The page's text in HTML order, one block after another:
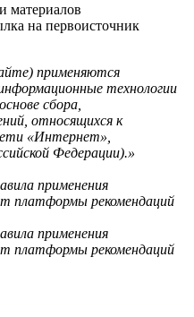
материалов
на первоисточник
применяются
технологии
сбора,
относящихся к
«Интернет»,
Федерации).»
применения
платформы рекомендаций
применения
платформы рекомендаций